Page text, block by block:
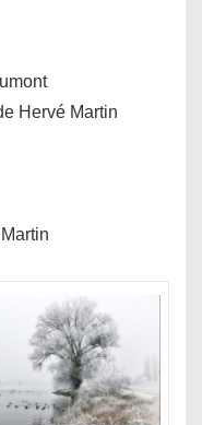
Hervé Martin